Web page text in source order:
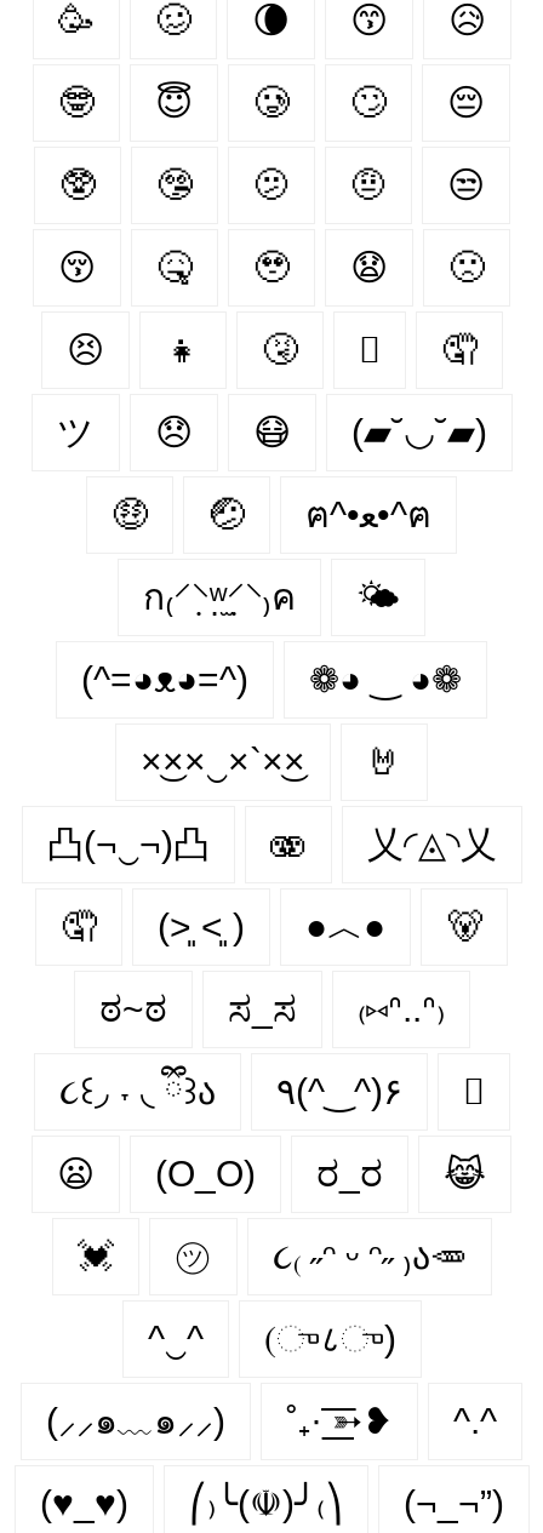
🥳 🥴 🌘 😙 😥
🤓 😇 🥲 🙄 😔
🥸 🤥 🫤 🤨 😒
😚 🤒 🥹 😧 🙁
😣 👧 🤧 🫩 🤦‍
ツ 😞 😷 (▰˘◡˘▰)
🤑 🤕 ฅ^•ﻌ•^ฅ
ก₍⸍⸌̣ʷ̣̫⸍̣⸌₎ค 🌤
(^=◕ᴥ◕=^) ❁◕ ‿ ◕❁
×͜××‿×`×͜× 🤘
凸(¬‿¬)凸 🫨 乂◜◬◝乂
🤦 (˃͈ ˂͈ ) ●︿● 🐻
ಠ~ಠ ಸ_ಸ ₍⑅ᐢ..ᐢ₎
૮꒰◞ ˕ ◟ ྀི꒱ა ٩(^‿^)۶ 🫜
😦 (O_O) ರ_ರ 😹
💓 ㋡ ૮₍ ˶ᵔ ᵕ ᵔ˶ ₎ა🥕
^‿^ (ு८ு)
(⸝⸝๑﹏๑⸝⸝) ˚₊· ͟͟͞͞➳❥ ^.^
(♥_♥) ⎛₎╰(☫)╯₍⎞ (¬_¬”)